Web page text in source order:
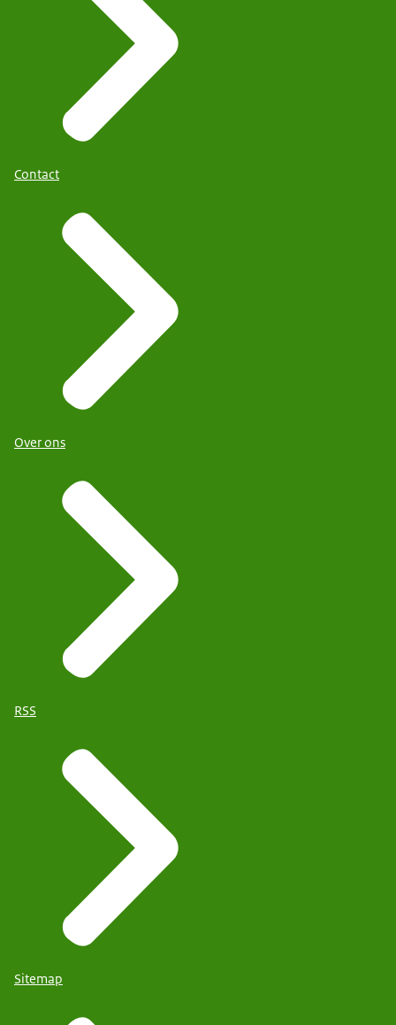
Contact
Over ons
RSS
Sitemap